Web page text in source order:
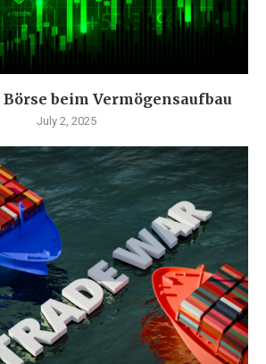
beim Vermögensaufbau
July 2, 2025